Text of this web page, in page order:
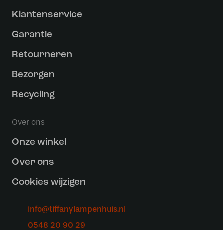
Klantenservice
Garantie
Retourneren
Bezorgen
Recycling
Over ons
Onze winkel
Over ons
Cookies wijzigen
info@tiffanylampenhuis.nl
0548 20 90 29